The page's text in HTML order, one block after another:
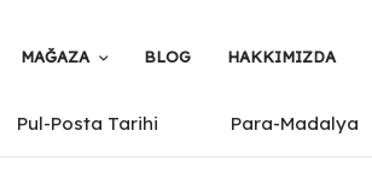
MAĞAZA BLOG HAKKIMIZDA
Pul-Posta Tarihi Para-Madalya